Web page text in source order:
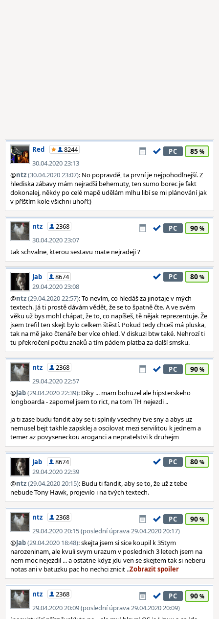
Red
8244
30.04.2020 23:13
PC 85
@ntz(30.04.2020 23:07): No popravdě, ta první je nejpohodlnejší. Z
hlediska zábavy mám nejradši behemuty, ten sumo borec je fakt
dokonalej, někdy po celé mapě udělám mlhu libí se mi plánování jak
v příštím kole všichni uhoří:)
ntz
2368
30.04.2020 23:07
PC 90
tak schvalne, kterou sestavu mate nejradeji ?
Jab
8674
29.04.2020 23:08
PC 80
@ntz(29.04.2020 22:57): To nevím, co hledáš za jinotaje v mých
textech. Já ti prostě dávám vědět, že se to špatně čte. A ve svém
věku už bys mohl chápat, že to, co napíšeš, tě nějak reprezentuje. Že
jsem trefil ten skejt bylo celkem štěstí. Pokud tedy chceš má pluska,
tak na mě jako čtenáře ber více ohled. V diskuzi btw také. Nehrozí ti
tu překročení počtu znaků a tím pádem platba za další smsku.
ntz
2368
29.04.2020 22:57
PC 90
@Jab(29.04.2020 22:39): Diky ... mam bohuzel ale hipsterskeho
longboarda - zapomel jsem to rict, na tom TH nejezdi ..
ja ti zase budu fandit aby se ti splnily vsechny tve sny a abys uz
nemusel bejt takhle zapsklej a oscilovat mezi servilitou k jednem a
temer az povyseneckou aroganci a nepratelstvi k druhejm
Jab
8674
29.04.2020 22:39
PC 80
@ntz(29.04.2020 20:15): Budu ti fandit, aby se to, že už z tebe
nebude Tony Hawk, projevilo i na tvých textech.
ntz
2368
29.04.2020 20:15 (poslední úprava 29.04.2020 20:17)
PC 90
@Jab(29.04.2020 18:48): skejta jsem si sice koupil k 35tym
narozeninam, ale kvuli svym urazum v poslednich 3 letech jsem na
nem moc nejezdil ... a ostatne kdyz jdu ven se skejtem tak si neberu
notas ani v batuzku pac ho nechci znicit ..
ntz
2368
29.04.2020 20:09 (poslední úprava 29.04.2020 20:09)
PC 90